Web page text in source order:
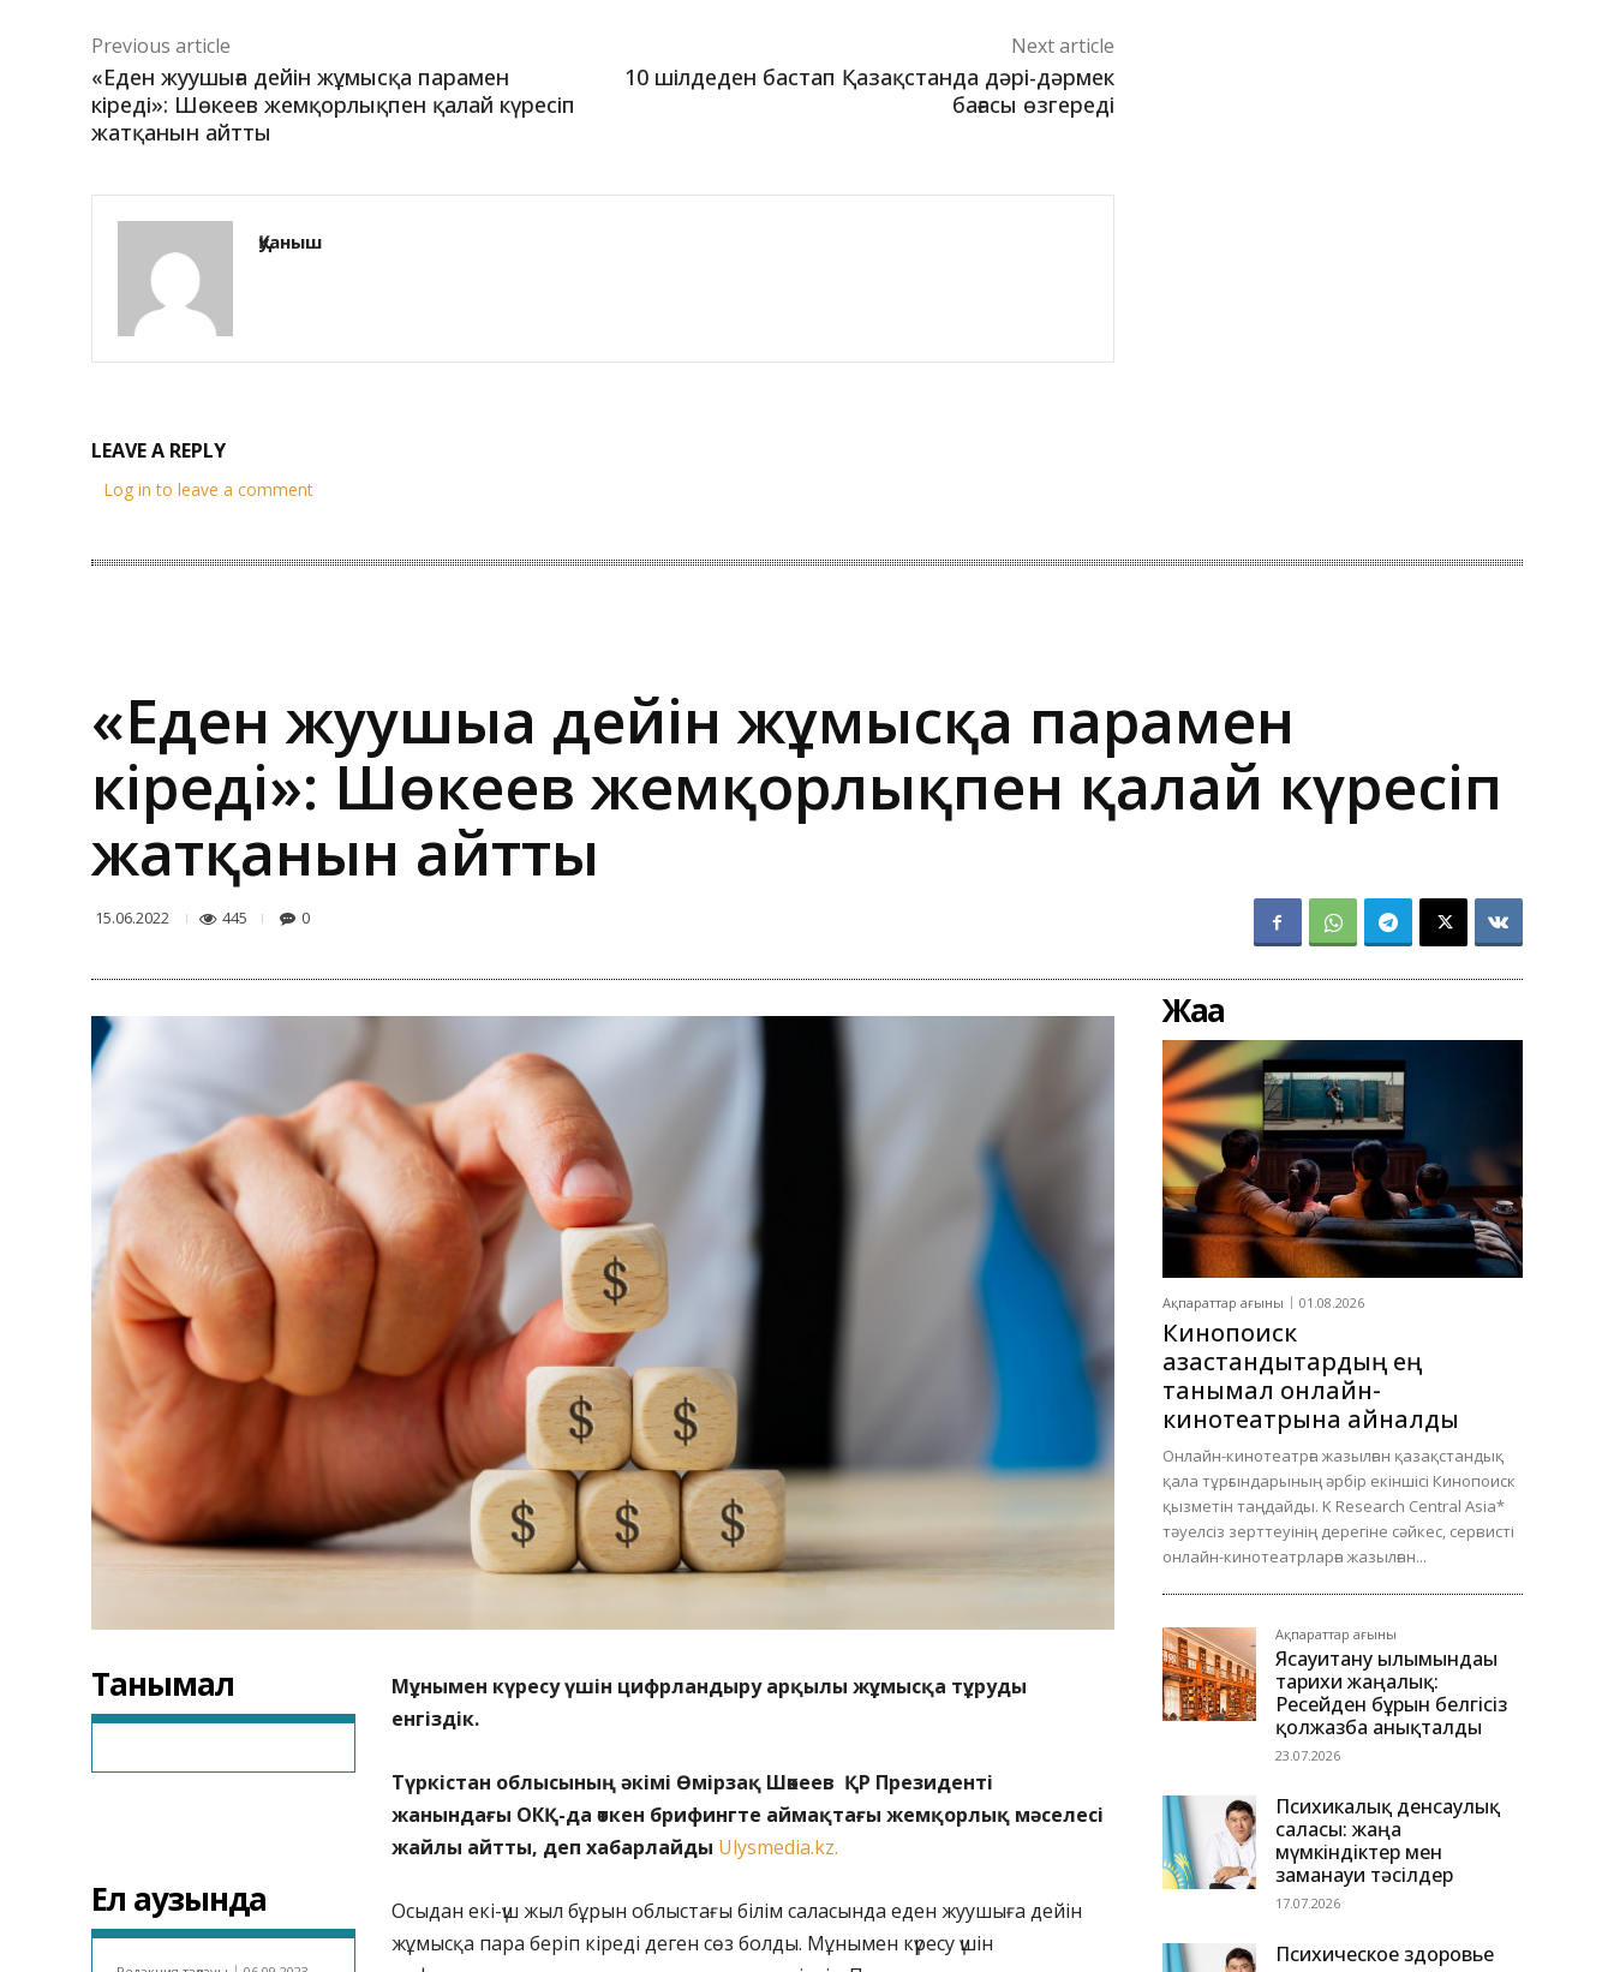
Previous article
«Еден жуушыға дейін жұмысқа парамен
кіреді»: Шөкеев жемқорлықпен қалай күресіп
жатқанын айтты
Next article
10 шілдеден бастап Қазақстанда дәрі-дәрмек
бағасы өзгереді
Қуаныш
LEAVE A REPLY
Log in to leave a comment